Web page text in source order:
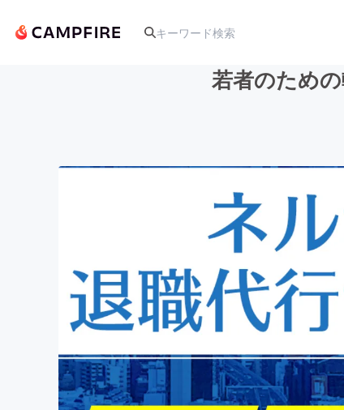
アート・写真
テクノロジー・ガジェット
映像・映画
ビジネス・起業
まちづくり・地域活性化
若者のため